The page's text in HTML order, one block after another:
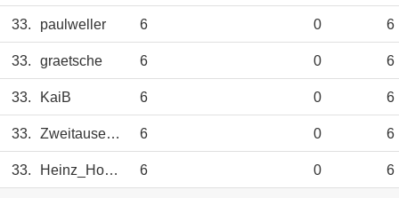
33. paulweller 6 0 6
33. graetsche 6 0 6
33. KaiB 6 0 6
33. Zweitausend45 6 0 6
33. Heinz_Holstein 6 0 6